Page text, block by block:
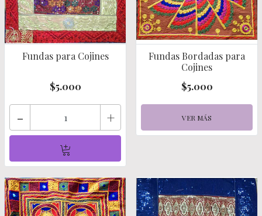
Fundas para Cojines
$5.000
- +
Fundas Bordadas para
Cojines
$5.000
VER MÁS